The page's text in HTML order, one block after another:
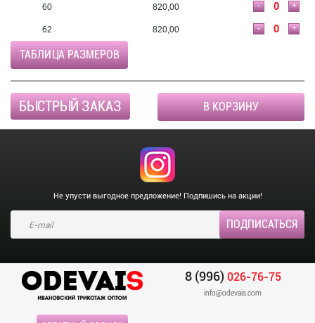
60 820,00 +
-
62 820,00 +
-
ТАБЛИЦА РАЗМЕРОВ
БЫСТРЫЙ ЗАКАЗ В КОРЗИНУ
Не упусти выгодное предложение! Подпишись на акции!
8 (996) 026-76-75
info@odevais.com